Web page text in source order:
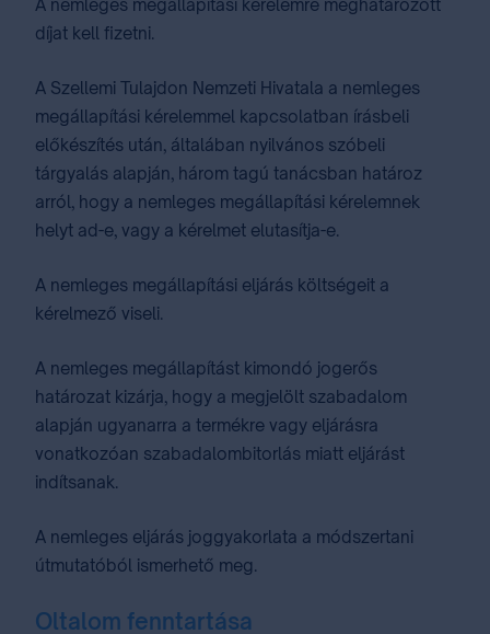
A nemleges megállapítási kérelemre meghatározott
díjat kell fizetni.
A Szellemi Tulajdon Nemzeti Hivatala a nemleges
megállapítási kérelemmel kapcsolatban írásbeli
előkészítés után, általában nyilvános szóbeli
tárgyalás alapján, három tagú tanácsban határoz
arról, hogy a nemleges megállapítási kérelemnek
helyt ad-e, vagy a kérelmet elutasítja-e.
A nemleges megállapítási eljárás költségeit a
kérelmező viseli.
A nemleges megállapítást kimondó jogerős
határozat kizárja, hogy a megjelölt szabadalom
alapján ugyanarra a termékre vagy eljárásra
vonatkozóan szabadalombitorlás miatt eljárást
indítsanak.
A nemleges eljárás joggyakorlata a módszertani
útmutatóból ismerhető meg.
Oltalom fenntartása